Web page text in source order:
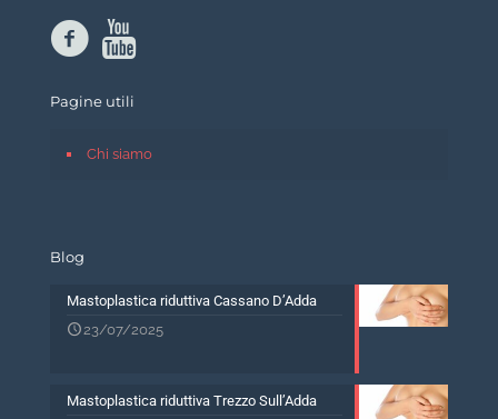
Pagine utili
Chi siamo
Blog
Mastoplastica riduttiva Cassano D’Adda
23/07/2025
Mastoplastica riduttiva Trezzo Sull’Adda